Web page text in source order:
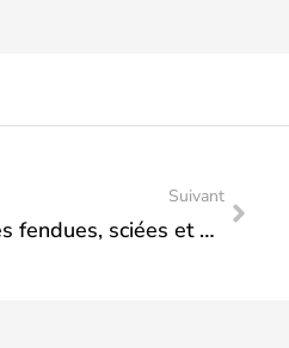
Suivant
Quelle est la différence entre de la ganivelle en lattes fendues, sciées et quart de rond?